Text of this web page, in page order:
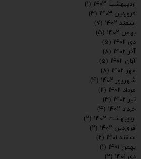
ارسال
اردیبهشت ۱۴۰۳
(۱)
فروردین ۱۴۰۳
(۳)
اسفند ۱۴۰۲
(۷)
بهمن ۱۴۰۲
(۵)
دی ۱۴۰۲
(۵)
آذر ۱۴۰۲
(۸)
آبان ۱۴۰۲
(۵)
مهر ۱۴۰۲
(۸)
شهریور ۱۴۰۲
(۴)
مرداد ۱۴۰۲
(۲)
تیر ۱۴۰۲
(۳)
خرداد ۱۴۰۲
(۴)
اردیبهشت ۱۴۰۲
(۲)
فروردین ۱۴۰۲
(۲)
اسفند ۱۴۰۱
(۲)
بهمن ۱۴۰۱
(۱)
دی ۱۴۰۱
(۲)